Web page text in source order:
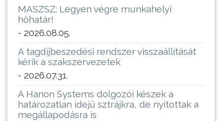
MASZSZ: Legyen végre munkahelyi
hőhatár!
- 2026.08.05.
A tagdíjbeszedési rendszer visszaállítását
kérik a szakszervezetek
- 2026.07.31.
A Hanon Systems dolgozói készek a
határozatlan idejű sztrájkra, de nyitottak a
megállapodásra is